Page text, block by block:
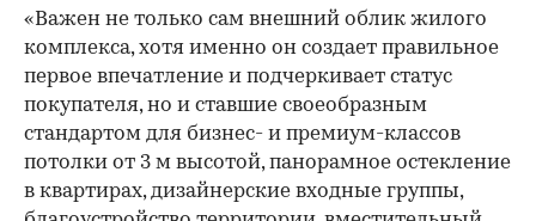
«Важен не только сам внешний облик жилого
комплекса, хотя именно он создает правильное
первое впечатление и подчеркивает статус
покупателя, но и ставшие своеобразным
стандартом для бизнес- и премиум-классов
потолки от 3 м высотой, панорамное остекление
в квартирах, дизайнерские входные группы,